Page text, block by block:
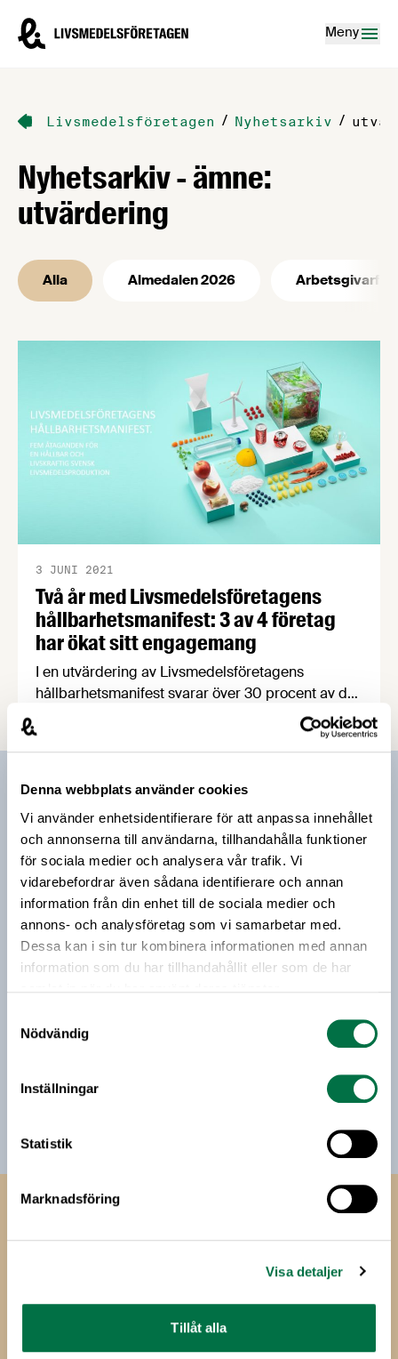
Denna webbplats använder cookies
Vi använder enhetsidentifierare för att anpassa innehållet
och annonserna till användarna, tillhandahålla funktioner
för sociala medier och analysera vår trafik. Vi
vidarebefordrar även sådana identifierare och annan
information från din enhet till de sociala medier och
annons- och analysföretag som vi samarbetar med.
Dessa kan i sin tur kombinera informationen med annan
information som du har tillhandahållit eller som de har
Nödvändig
Inställningar
Statistik
Marknadsföring
Visa detaljer
Tillåt alla
Livsmedelsföretagen – till startsidan
Meny
Livsmedelsföretagen / Nyhetsarkiv /
Nyhetsarkiv - ämne:
utvärdering
Alla Almedalen 2026
Två år med Livsmedelsföretagens
hållbarhetsmanifest: 3 av 4 företag
har ökat sitt engagemang
3 JUNI 2021
I en utvärdering av Livsmedelsföretagens
hållbarhetsmanifest svarar över 30 procent av de
anslutna företagen att manifestet har påverkat
deras hållbarhetsarbete i stor utsträckning. Nu
siktar Livsmedelsföretagen på att få ännu fler
medelstora, att ansluta sig.
Prenumerera på vårt nyhetsbrev
Vårt nyhetsbrev kommer ut 3-4 gånger i månaden och
riktar sig till alla med ett intresse för
livsmedelsföretagande och den svenska
livsmedelsbranschen. När du anmäler dig till vårt
nyhetsbrev godkänner du Livsmedelsföretagens
hantering av personuppgifter.
Jag vill få relevant information från Livsmedelsföretagen
sälja min personliga information. Jag kan när som helst
Livsmedels­företagen